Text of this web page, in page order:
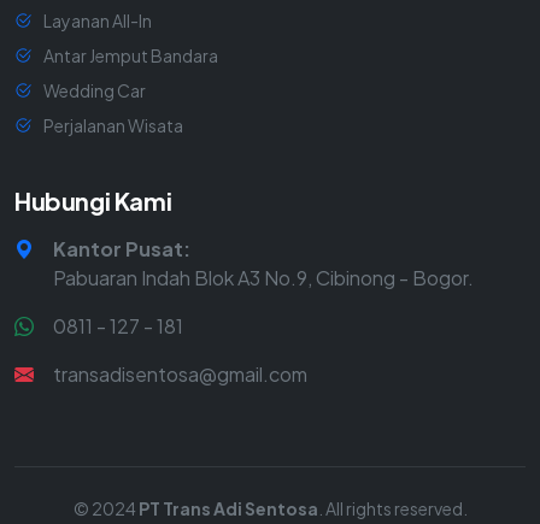
Layanan All-In
Antar Jemput Bandara
Wedding Car
Perjalanan Wisata
Hubungi Kami
Kantor Pusat:
Pabuaran Indah Blok A3 No.9, Cibinong - Bogor.
0811 - 127 - 181
transadisentosa@gmail.com
© 2024 PT Trans Adi Sentosa . All rights reserved.